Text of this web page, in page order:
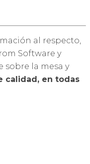
al respecto,
Software y
la mesa y
calidad, en todas